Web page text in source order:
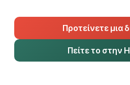
Προτείνετε μια
Πείτε το στην